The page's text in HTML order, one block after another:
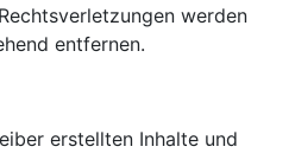
werden
entfernen.
erstellten Inhalte und